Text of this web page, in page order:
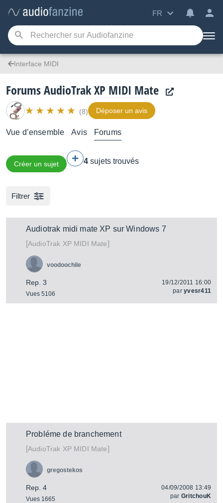
FR
Interface MIDI
Forums AudioTrak XP MIDI Mate
(8) Déposer un avis
Vue d’ensemble Avis Forums
Créer un sujet 4 sujets trouvés
Filtrer
Audiotrak midi mate XP sur Windows 7
[AudioTrak XP MIDI Mate]
Rep. 3
Vues 5106
voodoochile
19/12/2011 16:00
paryvesr411
Probléme de branchement
[AudioTrak XP MIDI Mate]
Rep. 4
Vues 1665
gregostekos
04/09/2008 13:49
par GritchouK